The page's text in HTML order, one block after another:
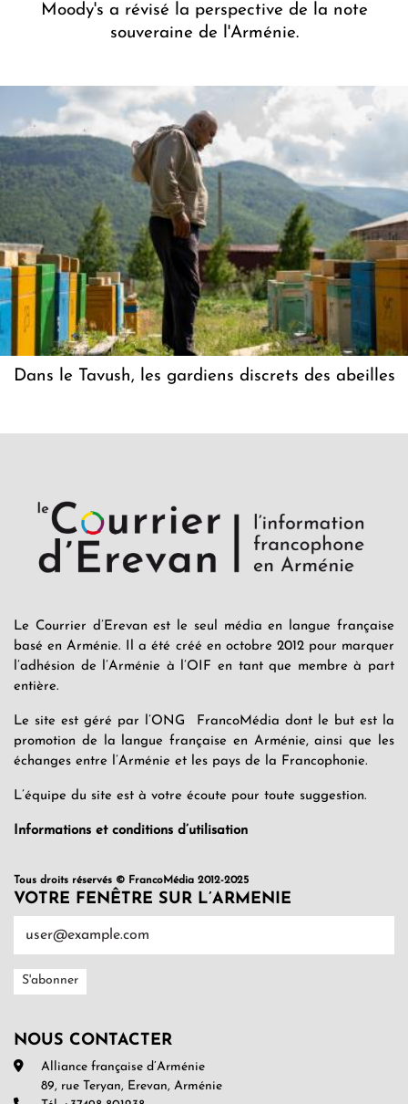
Moody's a révisé la perspective de la note
souveraine de l'Arménie.
Dans le Tavush, les gardiens discrets des abeilles
Le Courrier d’Erevan est le seul média en langue française
basé en Arménie. Il a été créé en octobre 2012 pour marquer
l’adhésion de l’Arménie à l’OIF en tant que membre à part
entière.
Le site est géré par l’ONG FrancoMédia dont le but est la
promotion de la langue française en Arménie, ainsi que les
échanges entre l’Arménie et les pays de la Francophonie.
L’équipe du site est à votre écoute pour toute suggestion.
Informations et conditions d’utilisation
Tous droits réservés © FrancoMédia 2012-2025
VOTRE FENÊTRE SUR L’ARMENIE
NOUS CONTACTER
Alliance française d’Arménie
89, rue Teryan, Erevan, Arménie